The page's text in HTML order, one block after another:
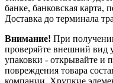
банке, банковская карта,
Доставка до терминала
Внимание! При
проверяйте внешний вид
упаковки - открывайте и
повреждения товара
компании. Хрупкие